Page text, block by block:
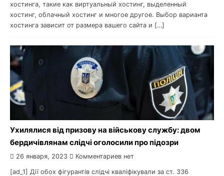
хостинга, такие как виртуальный хостинг, выделенный
хостинг, облачный хостинг и многое другое. Выбор варианта
хостинга зависит от размера вашего сайта и […]
Ухилялися від призову на військову службу: двом
бердичівлянам слідчі оголосили про підозри
26 января, 2023 Комментариев нет
[ad_1] Дії обох фігурантів слідчі кваліфікували за ст. 336